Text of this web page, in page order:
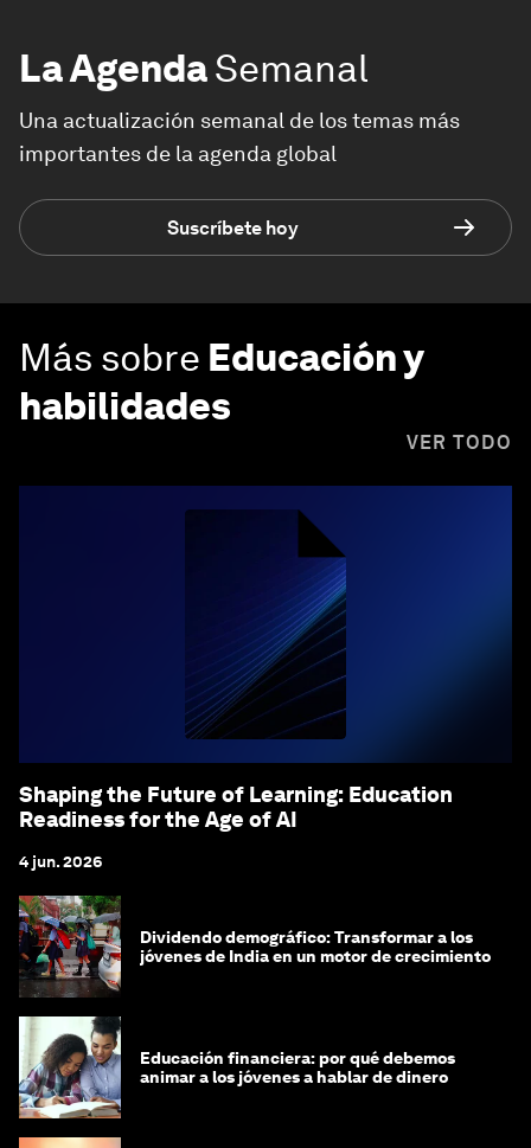
La AgendaSemanal
Una actualización semanal de los temas más
importantes de la agenda global
Suscríbete hoy
Más sobre Educación y
habilidades
VER TODO
Shaping the Future of Learning: Education
Readiness for the Age of AI
4 jun. 2026
Dividendo demográfico: Transformar a los
jóvenes de India en un motor de crecimiento
Educación financiera: por qué debemos
animar a los jóvenes a hablar de dinero